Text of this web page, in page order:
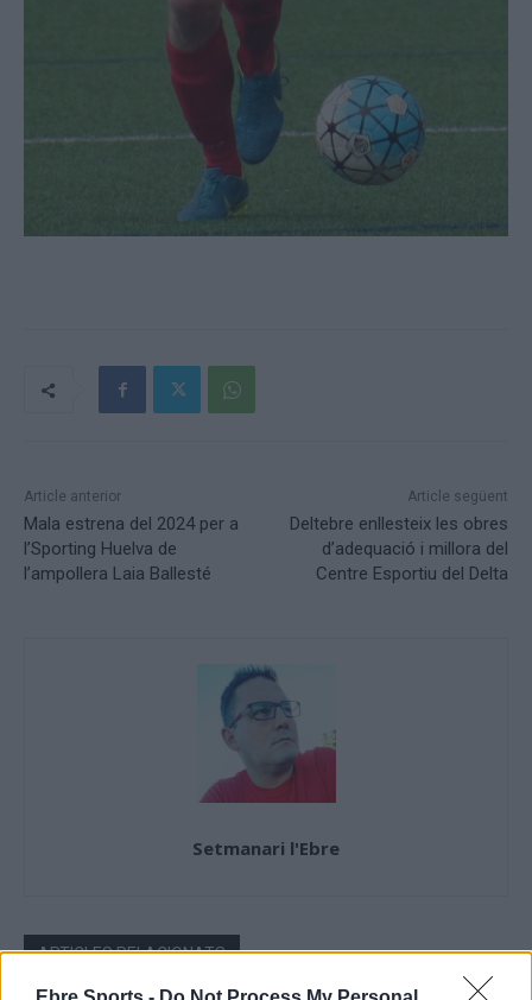
Article anterior
Mala estrena del 2024 per a
l’Sporting Huelva de
l’ampollera Laia Ballesté
Article següent
Deltebre enllesteix les obres
d’adequació i millora del
Centre Esportiu del Delta
Setmanari l'Ebre
ARTICLES RELACIONATS